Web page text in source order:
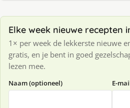
Elke week nieuwe recepten
1× per week de lekkerste nieuwe
gratis, en je bent in goed
lezen mee.
Naam (optioneel) E-